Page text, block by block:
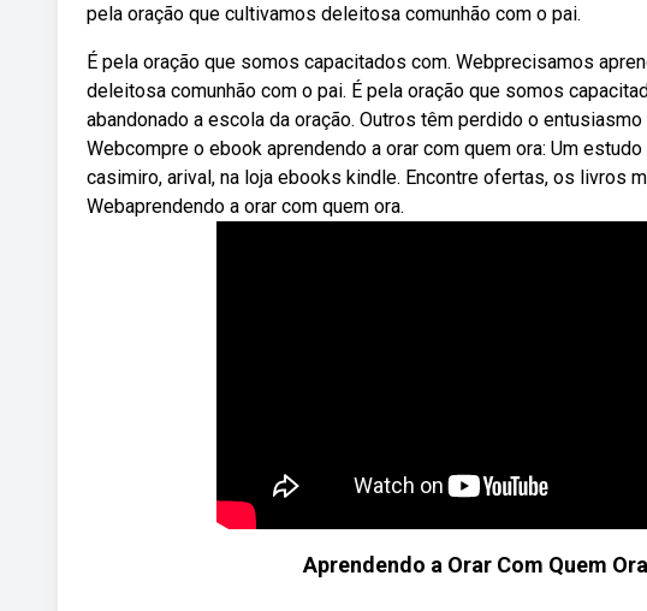
pela oração que cultivamos deleitosa comunhão com o pai.
É pela oração que somos capacitados com. Webprecisamos
deleitosa comunhão com o pai. É pela oração que somos
abandonado a escola da oração. Outros têm perdido o
Webcompre o ebook aprendendo a orar com quem ora: Um
casimiro, arival, na loja ebooks kindle. Encontre ofertas, os livros
Webaprendendo a orar com quem ora.
Aprendendo a Orar Com Quem